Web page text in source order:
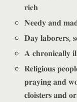
𝐫𝐢𝐜𝐡
𝐍𝐞𝐞𝐝𝐲 𝐚𝐧𝐝
𝐃𝐚𝐲 𝐥𝐚𝐛𝐨𝐫𝐞𝐫𝐬,
𝐀 𝐜𝐡𝐫𝐨𝐧𝐢𝐜𝐚𝐥𝐥𝐲
𝐑𝐞𝐥𝐢𝐠𝐢𝐨𝐮𝐬
𝐩𝐫𝐚𝐲𝐢𝐧𝐠 𝐚𝐧𝐝
𝐜𝐥𝐨𝐢𝐬𝐭𝐞𝐫𝐬 𝐚𝐧𝐝